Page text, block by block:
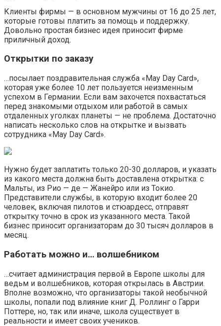
Клиенты фирмы — в основном мужчины от 16 до 25 лет,
которые готовы платить за помощь и поддержку.
Довольно простая бизнес идея приносит фирме
приличный доход.
Открытки по заказу
…посылает поздравительная служба «May Day Card»,
которая уже более 10 лет пользуется неизменным
успехом в Германии. Если вам захочется похвастаться
перед знакомыми отдыхом или работой в самых
отдаленных уголках планеты — не проблема. Достаточно
написать несколько слов на открытке и вызвать
сотрудника «May Day Card».
Нужно будет заплатить только 20-30 долларов, и указать
из какого места должна быть доставлена открытка: с
Мальты, из Рио — де — Жанейро или из Токио.
Представители службы, в которую входит более 20
человек, включая пилотов и стюардесс, отправят
открытку точно в срок из указанного места. Такой
бизнес приносит организаторам до 30 тысяч долларов в
месяц.
Работать можно и… волшебником
…считает администрация первой в Европе школы для
ведьм и волшебников, которая открылась в Австрии.
Вполне возможно, что организаторы такой необычной
школы, попали под влияние книг Д. Роллинг о Гарри
Поттере, но, так или иначе, школа существует в
реальности и имеет своих учеников.